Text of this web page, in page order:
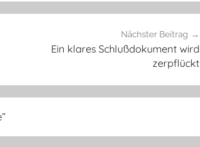
Nächster Beitrag
Ein klares Schlußdokument wird
zerpflückt
”